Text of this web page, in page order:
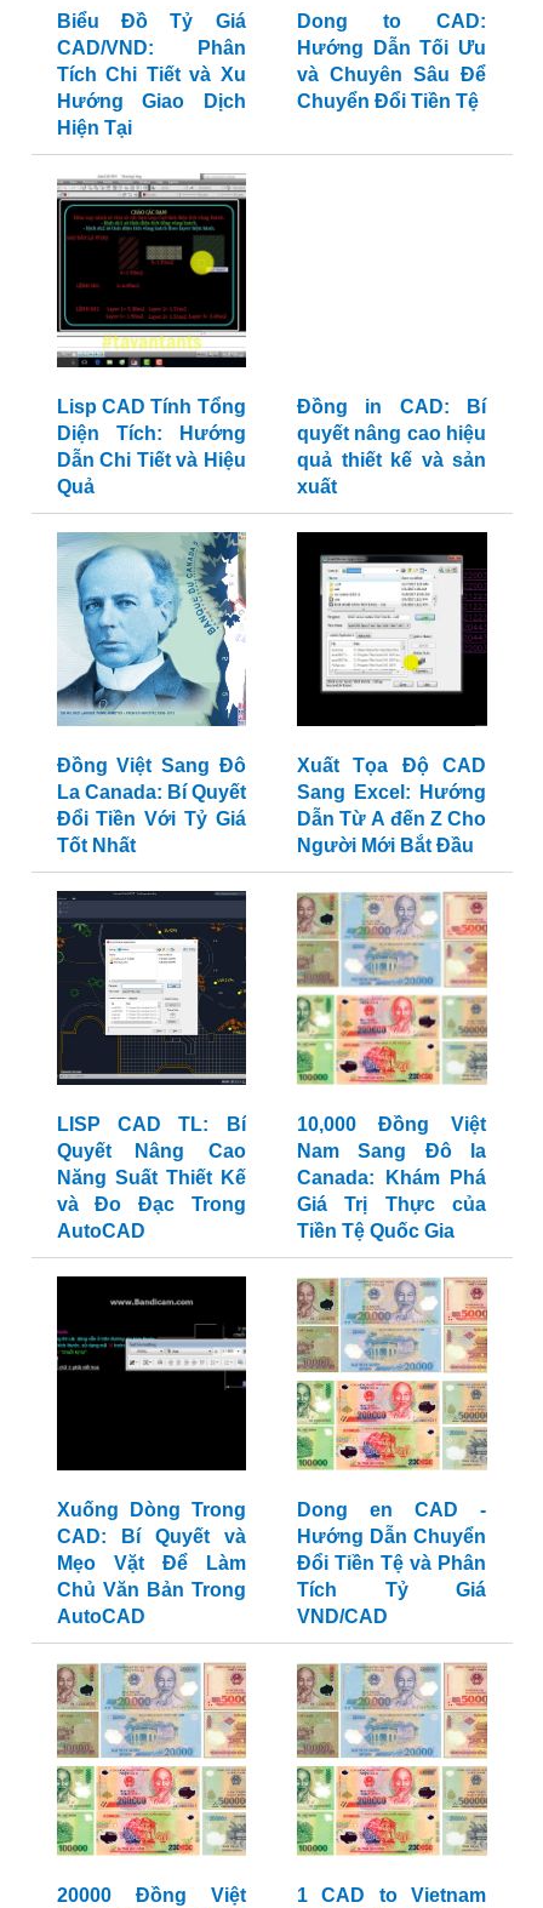
Tích Chi Tiết và Xu
Hướng Giao Dịch
Hiện Tại
Dong to CAD:
Hướng Dẫn Tối Ưu
và Chuyên Sâu Để
Chuyển Đổi Tiền Tệ
Diện Tích: Hướng
Dẫn Chi Tiết và Hiệu
Quả
xuất
La Canada: Bí Quyết
Đổi Tiền Với Tỷ Giá
Tốt Nhất
Sang Excel: Hướng
Dẫn Từ A đến Z Cho
Người Mới Bắt Đầu
Quyết Nâng Cao
Năng Suất Thiết Kế
và Đo Đạc Trong
AutoCAD
Nam Sang Đô la
Canada: Khám Phá
Giá Trị Thực của
Tiền Tệ Quốc Gia
CAD: Bí Quyết và
Mẹo Vặt Để Làm
Chủ Văn Bản Trong
AutoCAD
Hướng Dẫn Chuyển
Đổi Tiền Tệ và Phân
Tích Tỷ Giá
VND/CAD
Nam Sang CAD:
Dong: Cập Nhật Tỷ